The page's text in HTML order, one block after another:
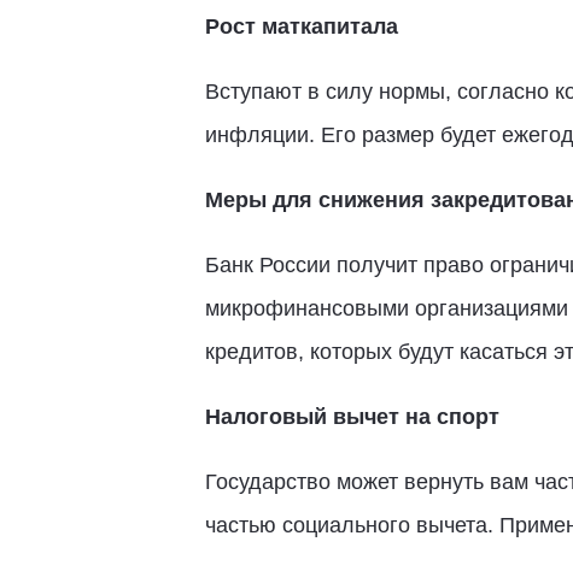
Рост маткапитала
Вступают в силу нормы, согласно
инфляции. Его размер будет
Меры для снижения
Банк России получит право
микрофинансовыми
кредитов, которых будут касаться
Налоговый вычет на спорт
Государство может вернуть вам
частью социального вычета.